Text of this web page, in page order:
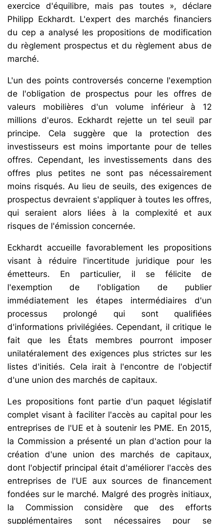
exercice d'équilibre, mais pas toutes », déclare
Philipp Eckhardt. L'expert des marchés financiers
du cep a analysé les propositions de modification
du règlement prospectus et du règlement abus de
marché.
L'un des points controversés concerne l'exemption
de l'obligation de prospectus pour les offres de
valeurs mobilières d'un volume inférieur à 12
millions d'euros. Eckhardt rejette un tel seuil par
principe. Cela suggère que la protection des
investisseurs est moins importante pour de telles
offres. Cependant, les investissements dans des
offres plus petites ne sont pas nécessairement
moins risqués. Au lieu de seuils, des exigences de
prospectus devraient s'appliquer à toutes les offres,
qui seraient alors liées à la complexité et aux
risques de l'émission concernée.
Eckhardt accueille favorablement les propositions
visant à réduire l'incertitude juridique pour les
émetteurs. En particulier, il se félicite de
l'exemption de l'obligation de publier
immédiatement les étapes intermédiaires d'un
processus prolongé qui sont qualifiées
d'informations privilégiées. Cependant, il critique le
fait que les États membres pourront imposer
unilatéralement des exigences plus strictes sur les
listes d'initiés. Cela irait à l'encontre de l'objectif
d'une union des marchés de capitaux.
Les propositions font partie d'un paquet législatif
complet visant à faciliter l'accès au capital pour les
entreprises de l'UE et à soutenir les PME. En 2015,
la Commission a présenté un plan d'action pour la
création d'une union des marchés de capitaux,
dont l'objectif principal était d'améliorer l'accès des
entreprises de l'UE aux sources de financement
fondées sur le marché. Malgré des progrès initiaux,
la Commission considère que des efforts
supplémentaires sont nécessaires pour se